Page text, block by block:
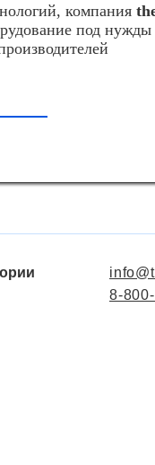
компания
под нужды
8-